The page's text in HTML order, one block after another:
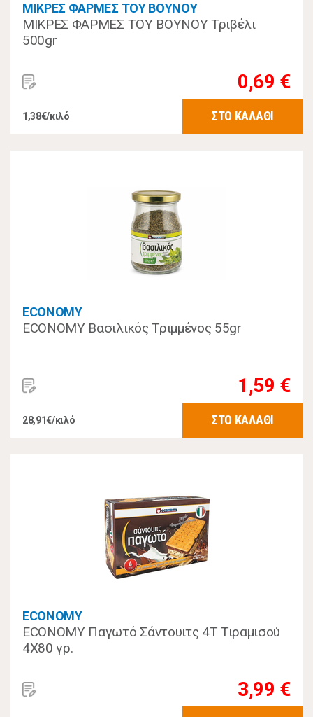
ΜΙΚΡΕΣ ΦΑΡΜΕΣ ΤΟΥ ΒΟΥΝΟΥ
ΜΙΚΡΕΣ ΦΑΡΜΕΣ ΤΟΥ ΒΟΥΝΟΥ Τριβέλι
500gr
0,69 €
1,38€/κιλό ΣΤΟ ΚΑΛΑΘΙ
ECONOMY
ECONOMY Βασιλικός Τριμμένος 55gr
1,59 €
28,91€/κιλό ΣΤΟ ΚΑΛΑΘΙ
ECONOMY
ECONOMY Παγωτό Σάντουιτς 4Τ Τιραμισού
4Χ80 γρ.
3,99 €